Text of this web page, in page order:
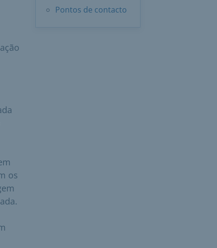
Pontos de contacto
os